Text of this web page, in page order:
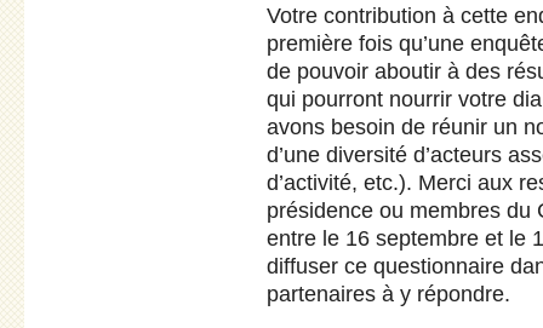
Votre contribution à cette
première fois qu’une
de pouvoir aboutir à des
qui pourront nourrir votre
avons besoin de réunir un
d’une diversité d’acteurs
d’activité, etc.). Merci aux
présidence ou membres du
entre le 16 septembre et le
diffuser ce questionnaire
partenaires à y répondre.